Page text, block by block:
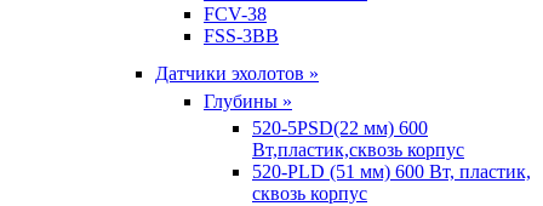
FCV-38
FSS-3BB
Датчики эхолотов »
Глубины »
520-5PSD(22 мм) 600
Вт,пластик,сквозь корпус
520-PLD (51 мм) 600 Вт, пластик,
сквозь корпус